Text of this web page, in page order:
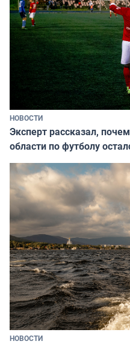
НОВОСТИ
Эксперт рассказал,
области по футболу
НОВОСТИ